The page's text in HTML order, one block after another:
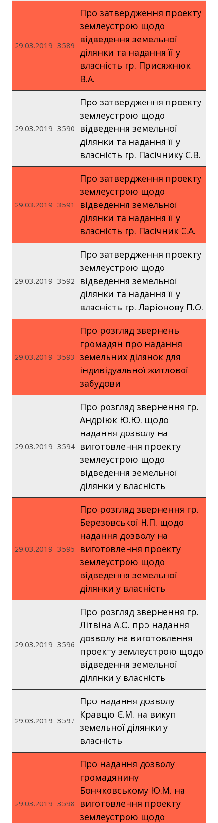
29.03.2019 3589
Про затвердження проекту
землеустрою щодо
відведення земельної
ділянки та надання її у
власність гр. Присяжнюк
В.А.
29.03.2019 3590
Про затвердження проекту
землеустрою щодо
відведення земельної
ділянки та надання її у
власність гр. Пасічнику С.В.
29.03.2019 3591
Про затвердження проекту
землеустрою щодо
відведення земельної
ділянки та надання її у
власність гр. Пасічник С.А.
29.03.2019 3592
Про затвердження проекту
землеустрою щодо
відведення земельної
ділянки та надання її у
власність гр. Ларіонову П.О.
29.03.2019 3593
Про розгляд звернень
громадян про надання
земельних ділянок для
індивідуальної житлової
забудови
29.03.2019 3594
Про розгляд звернення гр.
Андріюк Ю.Ю. щодо
надання дозволу на
виготовлення проекту
землеустрою щодо
відведення земельної
ділянки у власність
29.03.2019 3595
Про розгляд звернення гр.
Березовської Н.П. щодо
надання дозволу на
виготовлення проекту
землеустрою щодо
відведення земельної
ділянки у власність
29.03.2019 3596
Про розгляд звернення гр.
Літвіна А.О. про надання
дозволу на виготовлення
проекту землеустрою щодо
відведення земельної
ділянки у власність
29.03.2019 3597
Про надання дозволу
Кравцю Є.М. на викуп
земельної ділянки у
власність
29.03.2019 3598
Про надання дозволу
громадянину
Бончковському Ю.М. на
виготовлення проекту
землеустрою щодо